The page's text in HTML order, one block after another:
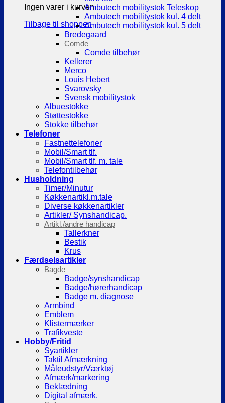
Ingen varer i kurven.
Tilbage til shoppen
Ambutech mobilitystok Teleskop
Ambutech mobilitystok kul. 4 delt
Ambutech mobilitystok kul. 5 delt
Bredegaard
Comde
Comde tilbehør
Kellerer
Merco
Louis Hebert
Svarovsky
Svensk mobilitystok
Albuestokke
Støttestokke
Stokke tilbehør
Telefoner
Fastnettelefoner
Mobil/Smart tlf.
Mobil/Smart tlf. m. tale
Telefontilbehør
Husholdning
Timer/Minutur
Køkkenartikl.m.tale
Diverse køkkenartikler
Artikler/ Synshandicap.
Artikl./andre handicap
Tallerkner
Bestik
Krus
Færdselsartikler
Bagde
Badge/synshandicap
Badge/hørerhandicap
Badge m. diagnose
Armbind
Emblem
Klistermærker
Trafikveste
Hobby/Fritid
Syartikler
Taktil Afmærkning
Måleudstyr/Værktøj
Afmærk/markering
Beklædning
Digital afmærk.